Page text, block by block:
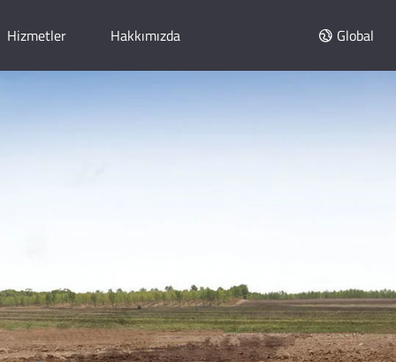
Global
Hizmetler Hakkımızda